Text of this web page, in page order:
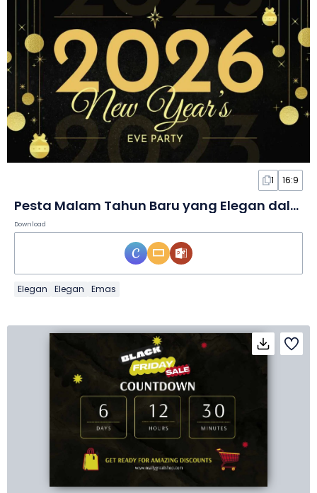
1 16:9
Pesta Malam Tahun Baru yang Elegan dalam Slide
Download
Elegan Elegan Emas